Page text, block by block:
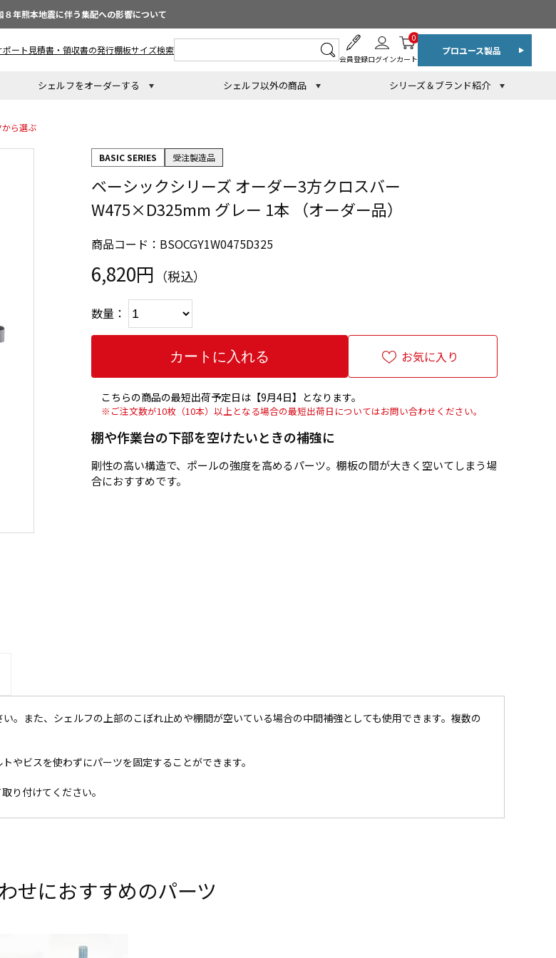
８年熊本地震に伴う集配への影響について
ポート 見積書・領収書の発行棚板サイズ検索
会員登録ログインカート
0
プロユース製品
シェルフをオーダーする シェルフ以外の商品 シリーズ＆ブランド紹介
から選ぶ
BASIC SERIES 受注製造品
ベーシックシリーズ オーダー3方クロスバー
W475×D325mm グレー 1本 （オーダー品）
商品コード：BSOCGY1W0475D325
6,820円 （税込）
数量：
お気に入り
こちらの商品の最短出荷予定日は【9月4日】となります。
※ご注文数が10枚（10本）以上となる場合の最短出荷日についてはお問い合わせください。
棚や作業台の下部を空けたいときの補強に
剛性の高い構造で、ポールの強度を高めるパーツ。棚板の間が大きく空いてしまう場
合におすすめです。
。また、シェルフの上部のこぼれ止めや棚間が空いている場合の中間補強としても使用できます。複数の
やビスを使わずにパーツを固定することができます。
り付けてください。
せにおすすめのパーツ